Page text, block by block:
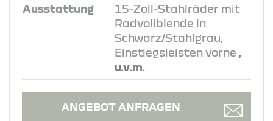
Ausstattung
15-Zoll-Stahlräder mit
Radvollblende in
Schwarz/Stahlgrau,
Einstiegsleisten vorne ,
u.v.m.
ANGEBOT ANFRAGEN